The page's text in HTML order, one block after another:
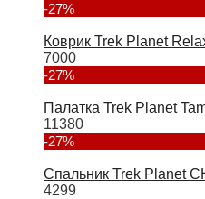
-27%
Коврик Trek Planet
7000
-27%
Палатка Trek Planet
11380
-27%
Спальник Trek Planet
4299